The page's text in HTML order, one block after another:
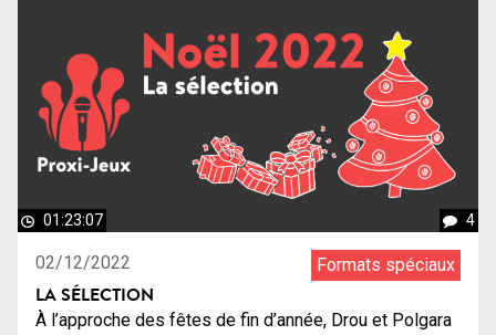
01:23:07 4
02/12/2022 Formats spéciaux
LA SÉLECTION
À l’approche des fêtes de fin d’année, Drou et Polgara